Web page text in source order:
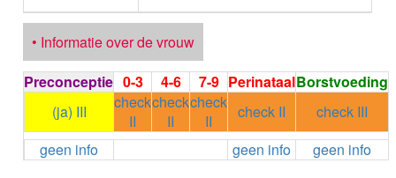
ALCOHOL
ETHANOL
ALECTINIB
ALEMTUZUMAB
ALENDRONAAT
ALENDRONAAT/VIT D3
ALENDRONAAT / VITAMINE D3 / CACO3
ALFA-1-PROTEINASEREMMER humaan
• Informatie over de vrouw
Preconceptie 0-3 4-6 7-9 PerinataalBorstvoeding
(ja) III
check
II
check
II
check
II
check II
check III
geen info
geen info
geen info